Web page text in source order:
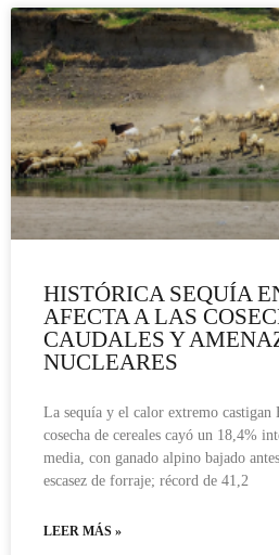
HISTÓRICA SEQUÍA
AFECTA A LAS
CAUDALES Y
NUCLEARES
La sequía y el calor extremo castigan
cosecha de cereales cayó un 18,4%
media, con ganado alpino bajado
escasez de forraje; récord de 41,2
LEER MÁS »